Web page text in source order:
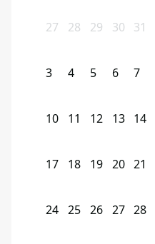
27 28 29 30 31
3 4 5 6 7
10 11 12 13 14
17 18 19 20 21
24 25 26 27 28